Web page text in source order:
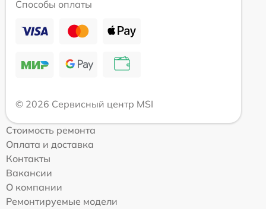
Способы оплаты
© 2026 Сервисный центр MSI
Стоимость ремонта
Оплата и доставка
Контакты
Вакансии
О компании
Ремонтируемые модели